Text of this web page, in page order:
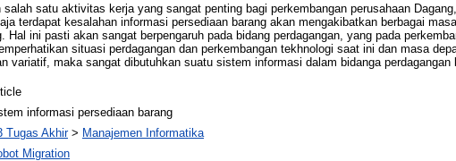
salah satu aktivitas kerja yang sangat penting bagi perkembangan perusahaan
terdapat kesalahan informasi persediaan barang akan mengakibatkan berbagai
Hal ini pasti akan sangat berpengaruh pada bidang perdagangan, yang pada
situasi perdagangan dan perkembangan tekhnologi saat ini dan masa
variatif, maka sangat dibutuhkan suatu sistem informasi dalam bidanga perdagangan
informasi persediaan barang
Tugas Akhir> Manajemen Informatika
Migration